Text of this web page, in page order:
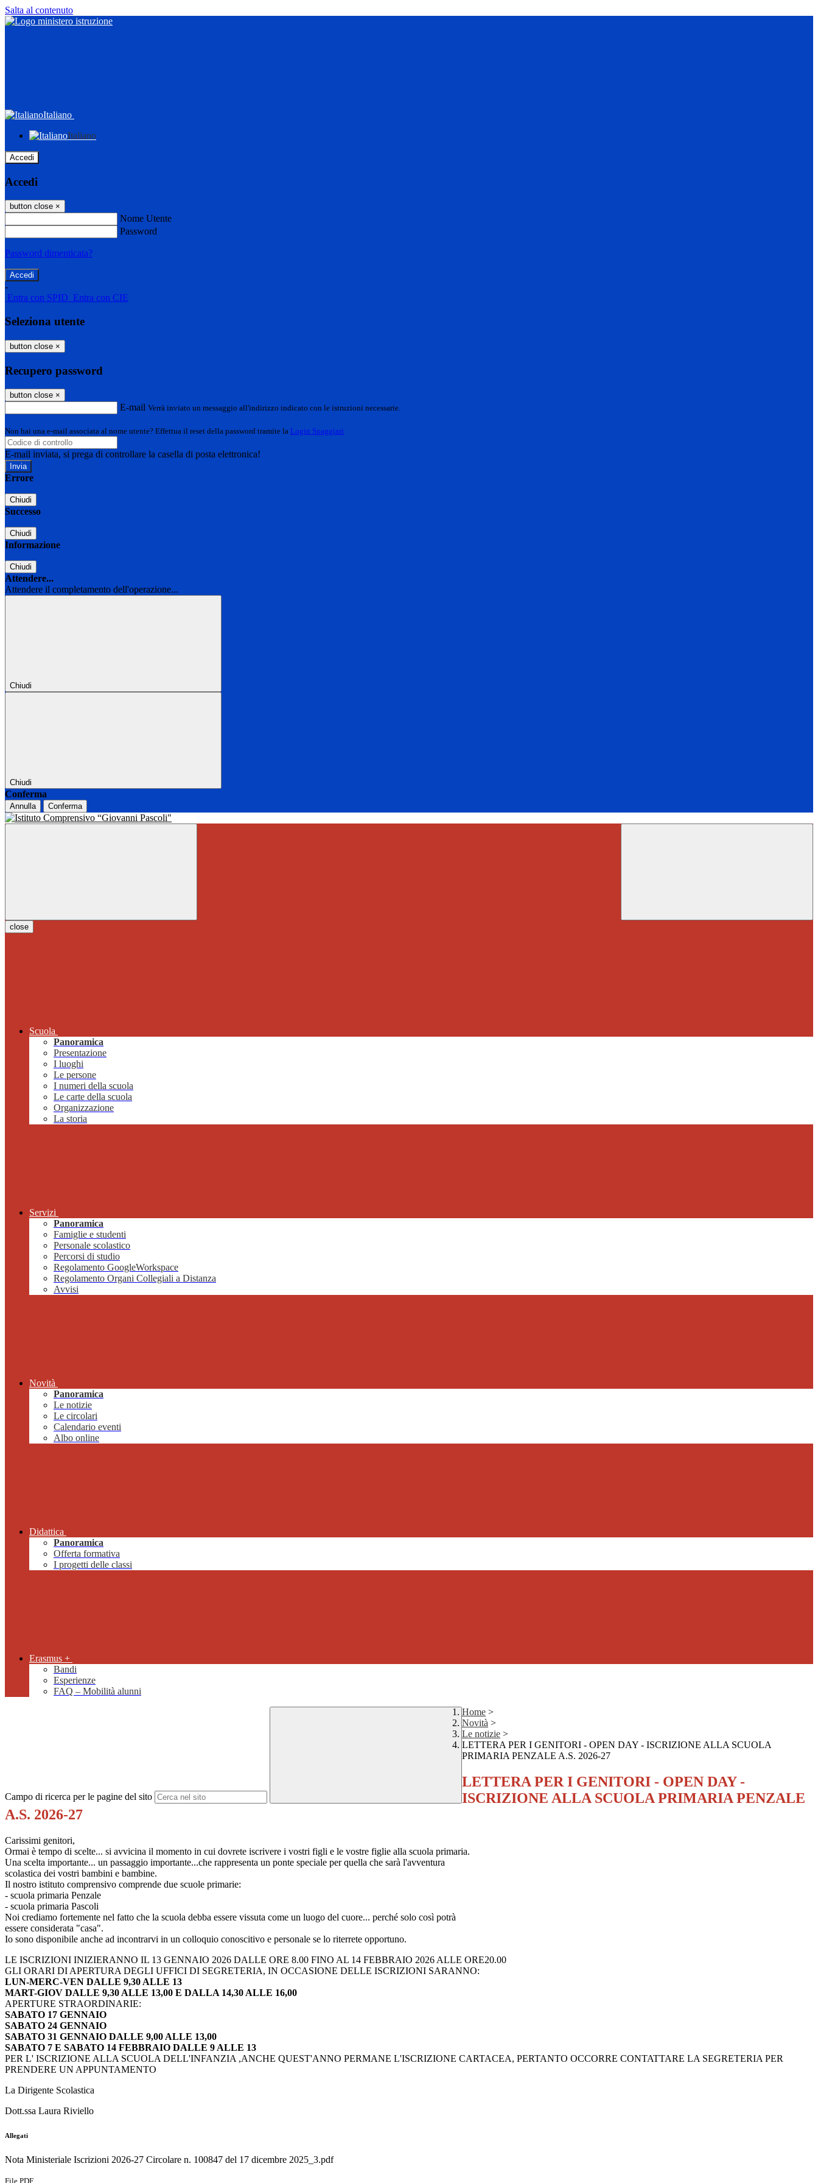
Salta al contenuto
Italiano
Italiano
Accedi
Accedi
button close ×
Nome Utente
Password
Password dimenticata?
-
Entra con SPID Entra con CIE
Seleziona utente
button close ×
Recupero password
button close ×
E-mail Verrà inviato un messaggio all'indirizzo indicato con le istruzioni necessarie.
Non hai una e-mail associata al nome utente? Effettua il reset della password tramite la Login Spaggiari
E-mail inviata, si prega di controllare la casella di posta elettronica!
Errore
Chiudi
Successo
Chiudi
Informazione
Chiudi
Attendere...
Attendere il completamento dell'operazione...
Chiudi
Chiudi
Conferma
Annulla Conferma
close
Scuola
Panoramica
Presentazione
I luoghi
Le persone
I numeri della scuola
Le carte della scuola
Organizzazione
La storia
Servizi
Panoramica
Famiglie e studenti
Personale scolastico
Percorsi di studio
Regolamento GoogleWorkspace
Regolamento Organi Collegiali a Distanza
Avvisi
Novità
Panoramica
Le notizie
Le circolari
Calendario eventi
Albo online
Didattica
Panoramica
Offerta formativa
I progetti delle classi
Erasmus +
Bandi
Esperienze
FAQ – Mobilità alunni
Campo di ricerca per le pagine del sito
Home >
Novità >
Le notizie >
LETTERA PER I GENITORI - OPEN DAY - ISCRIZIONE ALLA SCUOLA
PRIMARIA PENZALE A.S. 2026-27
LETTERA PER I GENITORI - OPEN DAY -
ISCRIZIONE ALLA SCUOLA PRIMARIA PENZALE
A.S. 2026-27
Carissimi genitori,
Ormai è tempo di scelte... si avvicina il momento in cui dovrete iscrivere i vostri figli e le vostre figlie alla scuola primaria.
Una scelta importante... un passaggio importante...che rappresenta un ponte speciale per quella che sarà l'avventura
scolastica dei vostri bambini e bambine.
Il nostro istituto comprensivo comprende due scuole primarie:
- scuola primaria Penzale
- scuola primaria Pascoli
Noi crediamo fortemente nel fatto che la scuola debba essere vissuta come un luogo del cuore... perché solo così potrà
essere considerata "casa".
Io sono disponibile anche ad incontrarvi in un colloquio conoscitivo e personale se lo riterrete opportuno.
LE ISCRIZIONI INIZIERANNO IL 13 GENNAIO 2026 DALLE ORE 8.00 FINO AL 14 FEBBRAIO 2026 ALLE ORE20.00
GLI ORARI DI APERTURA DEGLI UFFICI DI SEGRETERIA, IN OCCASIONE DELLE ISCRIZIONI SARANNO:
LUN-MERC-VEN DALLE 9,30 ALLE 13
MART-GIOV DALLE 9,30 ALLE 13,00 E DALLA 14,30 ALLE 16,00
APERTURE STRAORDINARIE:
SABATO 17 GENNAIO
SABATO 24 GENNAIO
SABATO 31 GENNAIO DALLE 9,00 ALLE 13,00
SABATO 7 E SABATO 14 FEBBRAIO DALLE 9 ALLE 13
PER L' ISCRIZIONE ALLA SCUOLA DELL'INFANZIA ,ANCHE QUEST'ANNO PERMANE L'ISCRIZIONE CARTACEA, PERTANTO OCCORRE CONTATTARE LA SEGRETERIA PER
PRENDERE UN APPUNTAMENTO
La Dirigente Scolastica
Dott.ssa Laura Riviello
Allegati
Nota Ministeriale Iscrizioni 2026-27 Circolare n. 100847 del 17 dicembre 2025_3.pdf
File PDF